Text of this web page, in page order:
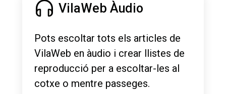
VilaWeb Àudio
Pots escoltar tots els articles de
VilaWeb en àudio i crear llistes de
reproducció per a escoltar-les al
cotxe o mentre passeges.